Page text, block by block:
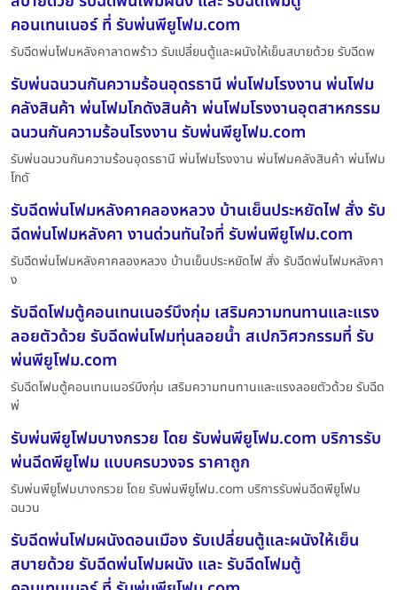
คอนเทนเนอร์ ที่ รับพ่นพียูโฟม.com
รับฉีดพ่นโฟมหลังคาลาดพร้าว รับเปลี่ยนตู้และผนังให้เย็นสบายด้วย รับฉีดพ
รับพ่นฉนวนกันความร้อนอุดรธานี พ่นโฟมโรงงาน พ่นโฟม
คลังสินค้า พ่นโฟมโกดังสินค้า พ่นโฟมโรงงานอุตสาหกรรม
ฉนวนกันความร้อนโรงงาน รับพ่นพียูโฟม.com
รับพ่นฉนวนกันความร้อนอุดรธานี พ่นโฟมโรงงาน พ่นโฟมคลังสินค้า พ่นโฟม
โกดั
รับฉีดพ่นโฟมหลังคาคลองหลวง บ้านเย็นประหยัดไฟ สั่ง รับ
ฉีดพ่นโฟมหลังคา งานด่วนทันใจที่ รับพ่นพียูโฟม.com
รับฉีดพ่นโฟมหลังคาคลองหลวง บ้านเย็นประหยัดไฟ สั่ง รับฉีดพ่นโฟมหลังคา
ง
รับฉีดโฟมตู้คอนเทนเนอร์บึงกุ่ม เสริมความทนทานและแรง
ลอยตัวด้วย รับฉีดพ่นโฟมทุ่นลอยน้ำ สเปกวิศวกรรมที่ รับ
พ่นพียูโฟม.com
รับฉีดโฟมตู้คอนเทนเนอร์บึงกุ่ม เสริมความทนทานและแรงลอยตัวด้วย รับฉีด
พ่
รับพ่นพียูโฟมบางกรวย โดย รับพ่นพียูโฟม.com บริการรับ
พ่นฉีดพียูโฟม แบบครบวงจร ราคาถูก
รับพ่นพียูโฟมบางกรวย โดย รับพ่นพียูโฟม.com บริการรับพ่นฉีดพียูโฟม
ฉนวน
รับฉีดพ่นโฟมผนังดอนเมือง รับเปลี่ยนตู้และผนังให้เย็น
สบายด้วย รับฉีดพ่นโฟมผนัง และ รับฉีดโฟมตู้